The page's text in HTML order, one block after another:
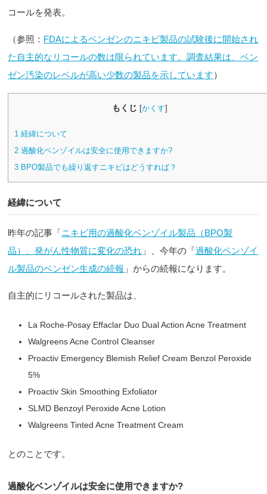
コールを発表。
（参照： FDAによるベンゼンのニキビ製品の試験後に開始され
た自主的なリコールの数は限られています。調査結果は、ベン
ゼン汚染のレベルが高い少数の製品を示しています）
もくじ [かくす]
1 経緯について
2 過酸化ベンゾイルは安全に使用できますか?
3 BPO製品でも繰り返すニキビはどうすれば？
経緯について
昨年の記事「ニキビ用の過酸化ベンゾイル製品（BPO製
品）、発がん性物質に変化の恐れ 」、今年の「過酸化ベンゾイ
ル製品のベンゼン生成の続報 」からの続報になります。
自主的にリコールされた製品は、
La Roche-Posay Effaclar Duo Dual Action Acne Treatment
Walgreens Acne Control Cleanser
Proactiv Emergency Blemish Relief Cream Benzol Peroxide
5%
Proactiv Skin Smoothing Exfoliator
SLMD Benzoyl Peroxide Acne Lotion
Walgreens Tinted Acne Treatment Cream
とのことです。
過酸化ベンゾイルは安全に使用できますか?